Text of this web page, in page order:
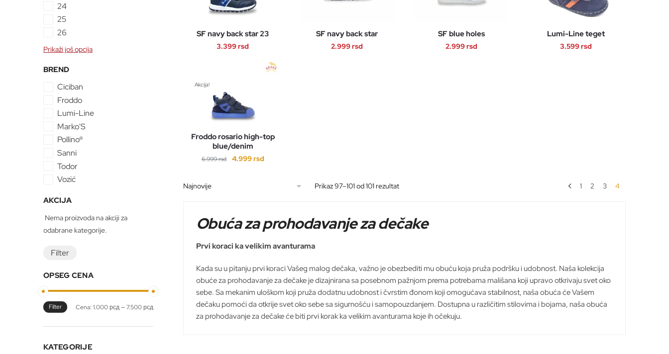
SF navy back star 23
3.399rsd
više
varijanti.
mogu
biti
izabrane
SF navy back star
2.999rsd
stranici
SF blue holes
2.999rsd
Lumi-Line teget
3.599rsd
stranici
Akcija!
Froddo rosario high-top
blue/denim
6.999rsd
Originalna
4.999rsdTrenutna
varijanti.
mogu
izabrane
na
stranici
proizvoda.
Prikaz 97–101 od 101 rezultatSortirano
1 2 3 4
Obuća za prohodavanje za dečake
Prvi koraci ka velikim avanturama
Kada su u pitanju prvi koraci Vašeg malog dečaka, važno je obezbediti mu obuću koja pruža podršku i udobnost. Naša kolekcija
obuće za prohodavanje za dečake je dizajnirana sa posebnom pažnjom prema potrebama mališana koji upravo otkrivaju svet oko
sebe. Sa mekanim uloškom koji pruža dodatnu udobnost i čvrstim đonom koji omogućava stabilnost, naša obuća će Vašem
dečaku pomoći da otkrije svet oko sebe sa sigurnošću i samopouzdanjem. Dostupna u različitim stilovima i bojama, naša obuća
za prohodavanje za dečake će biti prvi korak ka velikim avanturama koje ih očekuju.
24
25
26
Prikaži još opcija
BREND
Ciciban
Froddo
Lumi-Line
Marko'S
Pollino®
Sanni
Todor
Vozić
AKCIJA
Filter
OPSEG CENA
Minimalna
Maksimalna
Filter Cena: 1.000 рсд—7.500 рсд
KATEGORIJE